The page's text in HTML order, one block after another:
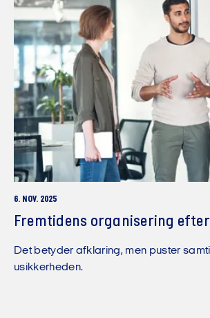
6. NOV. 2025
Fremtidens organisering
Det betyder afklaring, men puster
usikkerheden.